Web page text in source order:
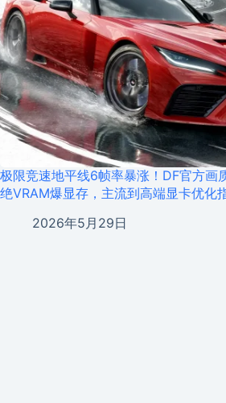
极限竞速地平线6帧率暴涨！DF官方画
绝VRAM爆显存，主流到高端显卡优化
2026年5月29日